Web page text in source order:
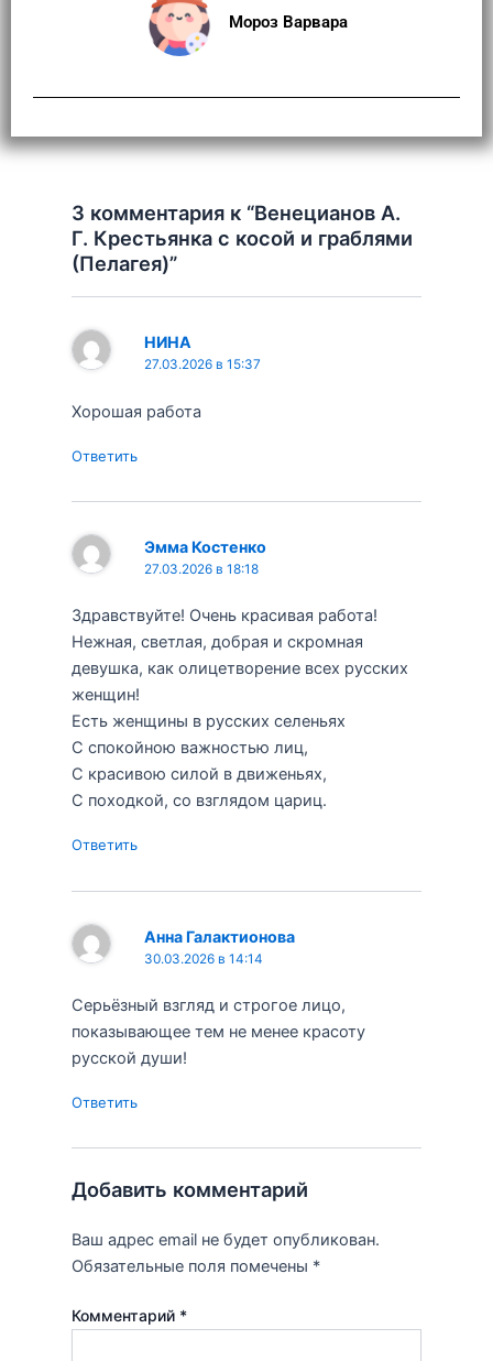
Мороз Варвара
3 комментария к “Венецианов А.
Г. Крестьянка с косой и граблями
(Пелагея)”
НИНА
27.03.2026 в 15:37
Хорошая работа
Ответить
Эмма Костенко
27.03.2026 в 18:18
Здравствуйте! Очень красивая работа!
Нежная, светлая, добрая и скромная
девушка, как олицетворение всех русских
женщин!
Есть женщины в русских селеньях
С спокойною важностью лиц,
С красивою силой в движеньях,
С походкой, со взглядом цариц.
Ответить
Анна Галактионова
30.03.2026 в 14:14
Серьёзный взгляд и строгое лицо,
показывающее тем не менее красоту
русской души!
Ответить
Добавить комментарий
Ваш адрес email не будет опубликован.
Обязательные поля помечены *
Комментарий *